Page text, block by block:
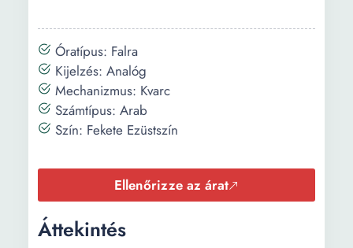
Óratípus: Falra
Kijelzés: Analóg
Mechanizmus: Kvarc
Számtípus: Arab
Szín: Fekete Ezüstszín
Ellenőrizze az árat
Áttekintés